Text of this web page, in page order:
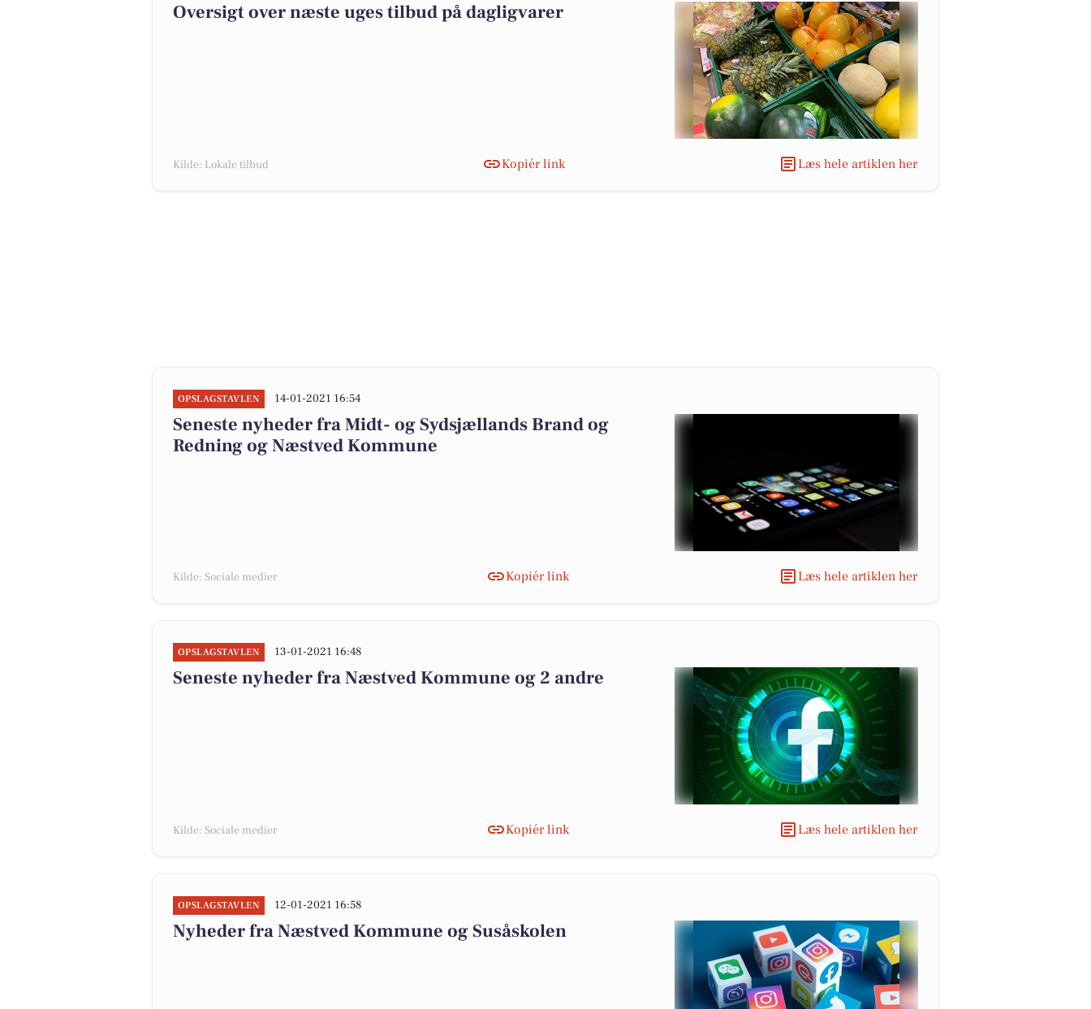
Oversigt over næste uges tilbud på dagligvarer
Kilde: Lokale tilbud Kopiér link Læs hele artiklen her
OPSLAGSTAVLEN 14-01-2021 16:54
Seneste nyheder fra Midt- og Sydsjællands Brand og
Redning og Næstved Kommune
Kilde: Sociale medier Kopiér link Læs hele artiklen her
OPSLAGSTAVLEN 13-01-2021 16:48
Seneste nyheder fra Næstved Kommune og 2 andre
Kilde: Sociale medier Kopiér link Læs hele artiklen her
OPSLAGSTAVLEN 12-01-2021 16:58
Nyheder fra Næstved Kommune og Susåskolen